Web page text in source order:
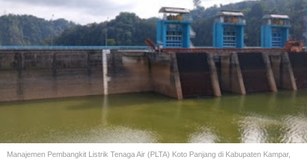
Manajemen Pembangkit Listrik Tenaga Air (PLTA) Koto Panjang di Kabupaten Kampar,